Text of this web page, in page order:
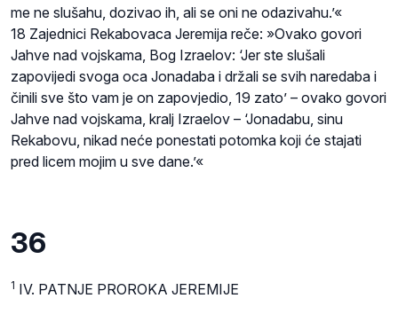
me ne slušahu, dozivao ih, ali se oni ne odazivahu.’«
18 Zajednici Rekabovaca Jeremija reče: »Ovako govori
Jahve nad vojskama, Bog Izraelov: ‘Jer ste slušali
zapovijedi svoga oca Jonadaba i držali se svih naredaba i
činili sve što vam je on zapovjedio, 19 zato’ – ovako govori
Jahve nad vojskama, kralj Izraelov – ‘Jonadabu, sinu
Rekabovu, nikad neće ponestati potomka koji će stajati
pred licem mojim u sve dane.’«
36
1 IV. PATNJE PROROKA JEREMIJE